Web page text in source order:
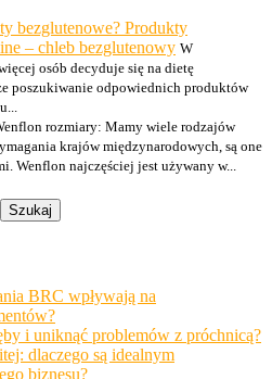
bezglutenowe? Produkty
– chleb bezglutenowy W
osób decyduje się na dietę
poszukiwanie odpowiednich produktów
rozmiary: Mamy wiele rodzajów
krajów międzynarodowych, są one
Wenflon najczęściej jest używany w...
BRC wpływają na
i uniknąć problemów z próchnicą?
dlaczego są idealnym
biznesu?